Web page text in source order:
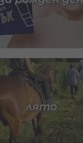
лято